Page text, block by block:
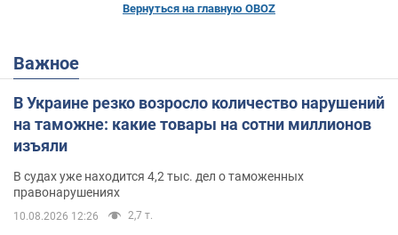
Вернуться на главную OBOZ
Важное
В Украине резко возросло количество нарушений
на таможне: какие товары на сотни миллионов
изъяли
В судах уже находится 4,2 тыс. дел о таможенных
правонарушениях
10.08.2026 12:26 2,7 т.